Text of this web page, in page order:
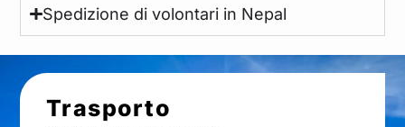
Spedizione di volontari in Nepal
Trasporto